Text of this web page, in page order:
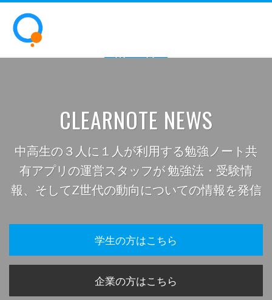
ホーム
CLEARNOTE NEWS
中高生の３人に１人が利用する勉強ノート共
有アプリの運営スタッフが 勉強法・受験情
報、そしてZ世代の動向についての情報を発信
学生の方はこちら
企業の方はこちら